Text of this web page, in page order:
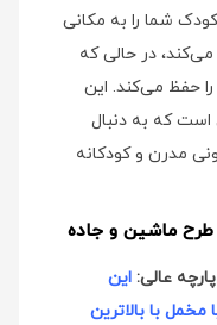
شما را به مکانی
در حالی که
حفظ می‌کند. این
است که به دنبال
مدرن و کودکانه
ماشین و جاده
عالی: این
با بالاترین